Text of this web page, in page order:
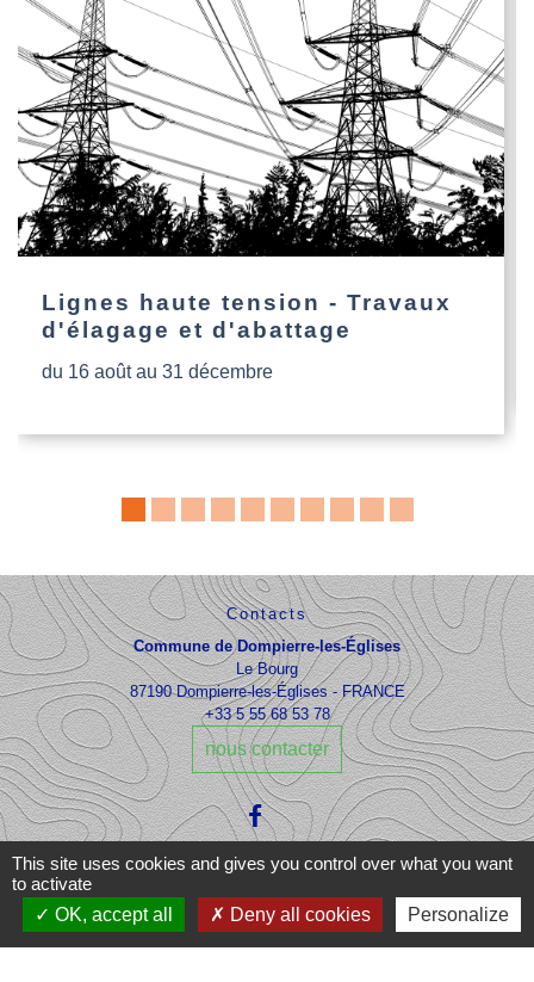
Lignes haute tension - Travaux
d'élagage et d'abattage
du 16 août au 31 décembre
Contacts
Commune de Dompierre-les-Églises
Le Bourg
87190 Dompierre-les-Églises - FRANCE
+33 5 55 68 53 78
nous contacter
This site uses cookies and gives you control over what you want
to activate
OK, accept all
Deny all cookies Personalize